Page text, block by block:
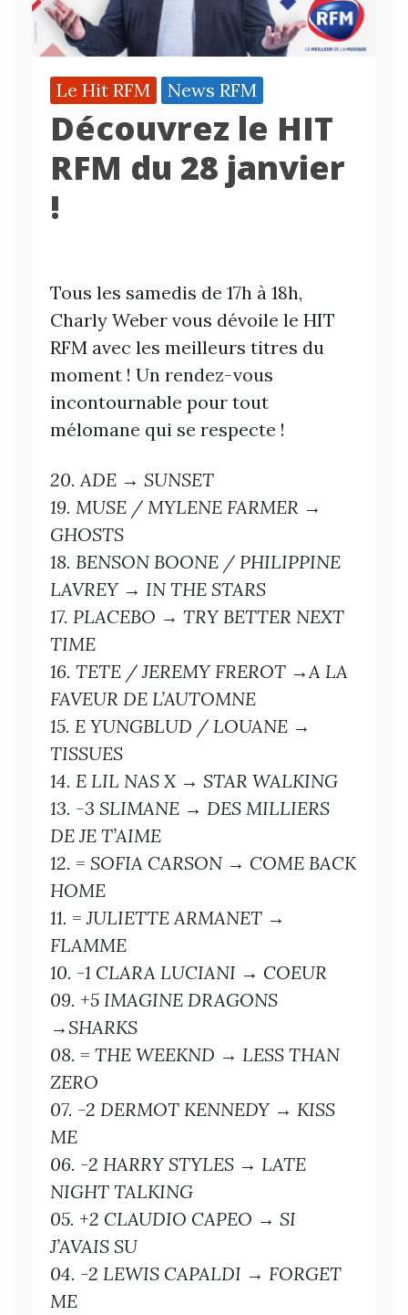
Le Hit RFM News RFM
Découvrez le HIT
RFM du 28 janvier
!
Tous les samedis de 17h à 18h,
Charly Weber vous dévoile le HIT
RFM avec les meilleurs titres du
moment ! Un rendez-vous
incontournable pour tout
mélomane qui se respecte !
20. ADE → SUNSET
19. MUSE / MYLENE FARMER →
GHOSTS
18. BENSON BOONE / PHILIPPINE
LAVREY → IN THE STARS
17. PLACEBO → TRY BETTER NEXT
TIME
16. TETE / JEREMY FREROT →A LA
FAVEUR DE L’AUTOMNE
15. E YUNGBLUD / LOUANE →
TISSUES
14. E LIL NAS X → STAR WALKING
13. -3 SLIMANE → DES MILLIERS
DE JE T’AIME
12. = SOFIA CARSON → COME BACK
HOME
11. = JULIETTE ARMANET →
FLAMME
10. -1 CLARA LUCIANI → COEUR
09. +5 IMAGINE DRAGONS
→SHARKS
08. = THE WEEKND → LESS THAN
ZERO
07. -2 DERMOT KENNEDY → KISS
ME
06. -2 HARRY STYLES → LATE
NIGHT TALKING
05. +2 CLAUDIO CAPEO → SI
J’AVAIS SU
04. -2 LEWIS CAPALDI → FORGET
ME